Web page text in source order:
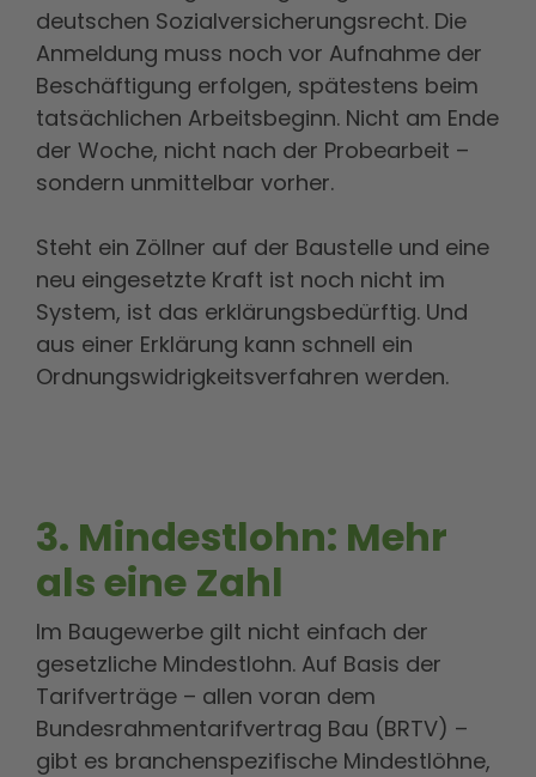
deutschen Sozialversicherungsrecht. Die
Anmeldung muss noch vor Aufnahme der
Beschäftigung erfolgen, spätestens beim
tatsächlichen Arbeitsbeginn. Nicht am Ende
der Woche, nicht nach der Probearbeit –
sondern unmittelbar vorher.
Steht ein Zöllner auf der Baustelle und eine
neu eingesetzte Kraft ist noch nicht im
System, ist das erklärungsbedürftig. Und
aus einer Erklärung kann schnell ein
Ordnungswidrigkeitsverfahren werden.
3. Mindestlohn: Mehr
als eine Zahl
Im Baugewerbe gilt nicht einfach der
gesetzliche Mindestlohn. Auf Basis der
Tarifverträge – allen voran dem
Bundesrahmentarifvertrag Bau (BRTV) –
gibt es branchenspezifische Mindestlöhne,